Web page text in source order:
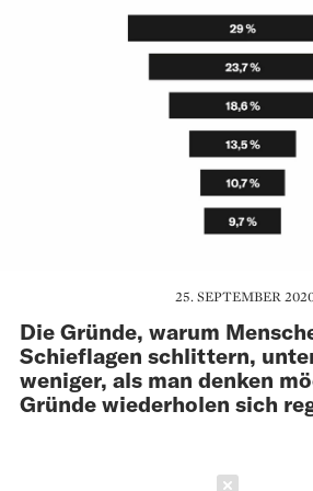
25. SEPTEMBER
Die Gründe, warum
Schieflagen schlittern,
weniger, als man denken
Gründe wiederholen sich